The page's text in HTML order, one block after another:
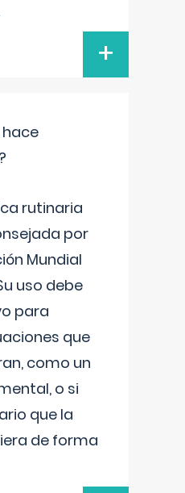
+
hace
rutinaria
por
Mundial
uso debe
para
que
como un
o si
que la
de forma